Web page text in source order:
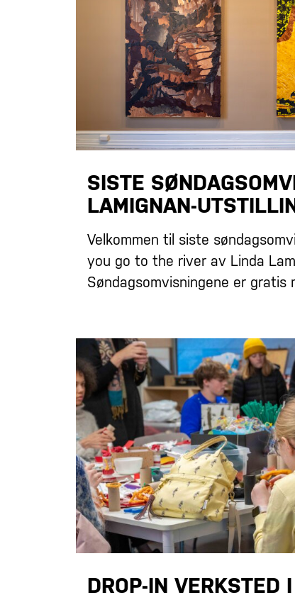
SISTE
LAMIGNAN-
Velkommen til siste
you go to the river av Linda
Søndagsomvisningene er
DROP-IN VERKSTED